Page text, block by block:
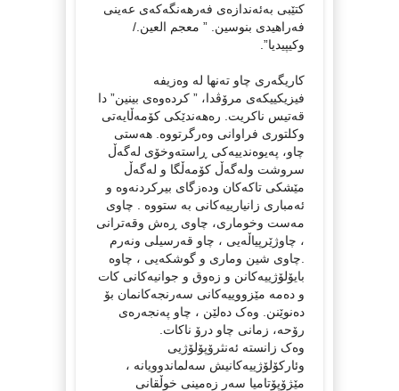
کتێبی بەئەندازەی فەرهەنگەکەی عەینی
فەراهیدی بنوسین. ” معجم العین./
وکیپیدیا”.
کاریگەری چاو تەنها لە وەزیفە
فیزیکییکەی مرۆڤدا، ” کردەوەی بینین” دا
قەتیس ناکریت. رەهەندێکی کۆمەڵایەتی
وکلتوری فراوانی وەرگرتووە. هەستی
چاو، پەیوەندییەکی ڕاستەوخۆی لەگەڵ
سروشت ولەگەڵ کۆمەڵگا و لەگەڵ
مێشکی تاکەکان ودەزگای بیرکردنەوە و
ئەمباری زانیارییەکانی بە ستووە . چاوی
مەست وخوماری، چاوی ڕەش وقەترانی
، چاوژێرپیاڵەیی ، چاو قەرسیلی ونەرم
.چاوی شین وماری و گوشکەیی ، چاوە
بایۆلۆژییەکانن و زەوق و جوانیەکانی کات
و دەمە مێزووییەکانی سەرنجەکانمان بۆ
دەنوێنن. وەک دەلێن ، چاو پەنجەرەی
رۆحە، زمانی چاو درۆ ناکات.
وەک زانستە ئەنثرۆپۆلۆژیی
وئارکۆلۆژییەکانیش سەلماندوویانە ،
مێژۆپۆتامیا سەر زەمینی خوڵقانی